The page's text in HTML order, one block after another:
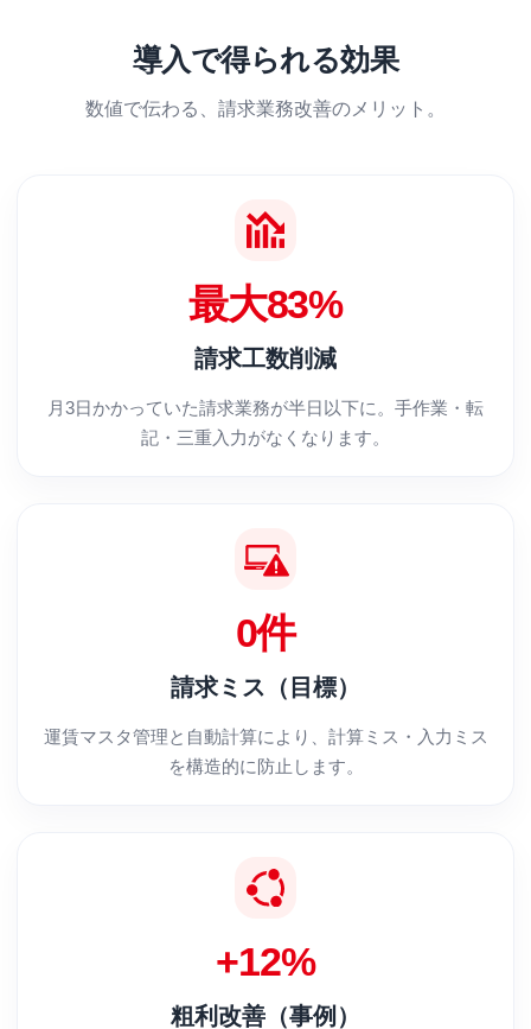
導入で得られる効果
数値で伝わる、請求業務改善のメリット。
最大83%
請求工数削減
月3日かかっていた請求業務が半日以下に。手作業・転
記・三重入力がなくなります。
0件
請求ミス（目標）
運賃マスタ管理と自動計算により、計算ミス・入力ミス
を構造的に防止します。
+12%
粗利改善（事例）